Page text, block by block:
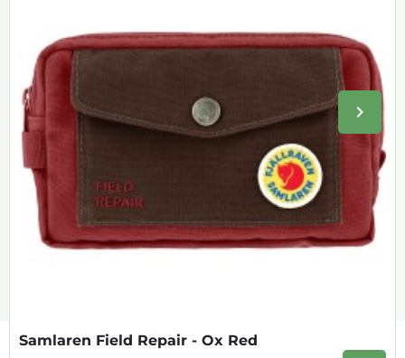
keyboard_arrow_right
Samlaren Field Repair - Ox Red